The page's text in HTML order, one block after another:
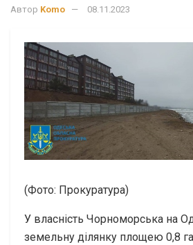
Автор Komo 08.11.2023
(Фото: Прокуратура)
У власність Чорноморська на
земельну ділянку площею 0,8 га